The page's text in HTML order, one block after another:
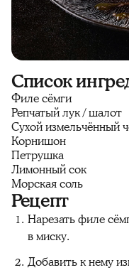
Список
Филе сёмги
Репчатый лук / шалот
Сухой измельчённый
Корнишон
Петрушка
Лимонный сок
Морская соль
Рецепт
Нарезать филе
в миску.
Добавить к нему